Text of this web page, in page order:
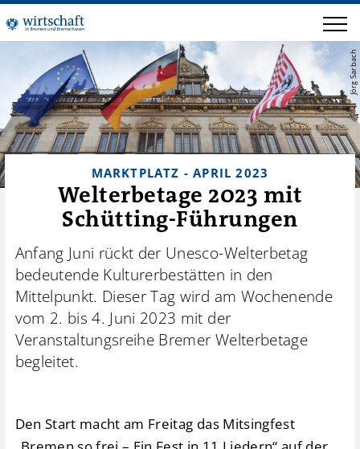
Jörg Sarbach
MARKTPLATZ - APRIL 2023
Welterbetage 2023 mit
Schütting-Führungen
Anfang Juni rückt der Unesco-Welterbetag
bedeutende Kulturerbestätten in den
Mittelpunkt. Dieser Tag wird am Wochenende
vom 2. bis 4. Juni 2023 mit der
Veranstaltungsreihe Bremer Welterbetage
begleitet.
Den Start macht am Freitag das Mitsingfest